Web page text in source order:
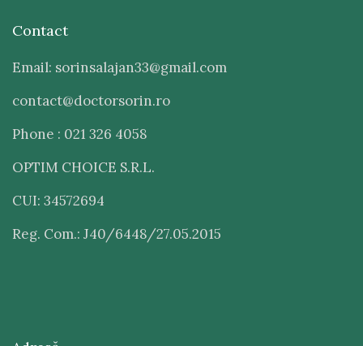
Contact
Email: sorinsalajan33@gmail.com
contact@doctorsorin.ro
Phone : 021 326 4058
OPTIM CHOICE S.R.L.
CUI: 34572694
Reg. Com.: J40/6448/27.05.2015